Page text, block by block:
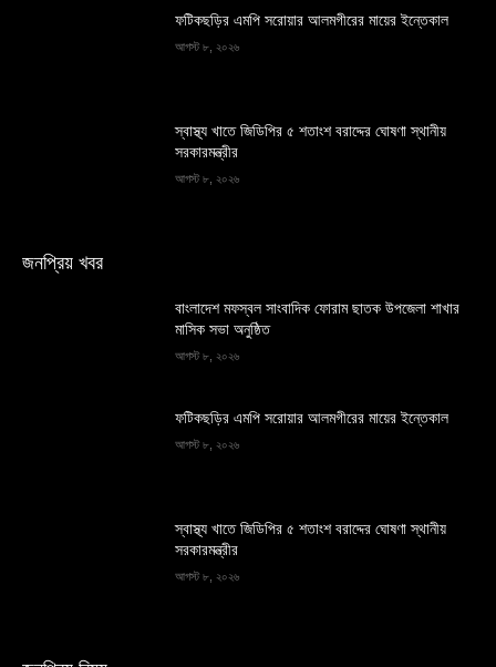
ফটিকছড়ির এমপি সরোয়ার আলমগীরের মায়ের ইন্তেকাল
আগস্ট ৮, ২০২৬
স্বাস্থ্য খাতে জিডিপির ৫ শতাংশ বরাদ্দের ঘোষণা স্থানীয়
সরকারমন্ত্রীর
আগস্ট ৮, ২০২৬
জনপ্রিয় খবর
বাংলাদেশ মফস্বল সাংবাদিক ফোরাম ছাতক উপজেলা শাখার
মাসিক সভা অনুষ্ঠিত
আগস্ট ৮, ২০২৬
ফটিকছড়ির এমপি সরোয়ার আলমগীরের মায়ের ইন্তেকাল
আগস্ট ৮, ২০২৬
স্বাস্থ্য খাতে জিডিপির ৫ শতাংশ বরাদ্দের ঘোষণা স্থানীয়
সরকারমন্ত্রীর
আগস্ট ৮, ২০২৬